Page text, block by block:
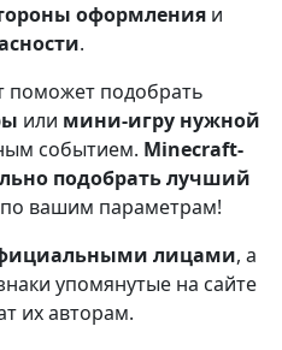
оформления и
.
поможет подобрать
или мини-игру нужной
событием. Minecraft-
подобрать лучший
по вашим параметрам!
лицами, а
упомянутые на сайте
их авторам.